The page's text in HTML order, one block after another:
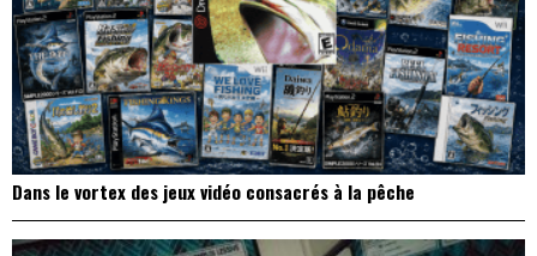
Dans le vortex des jeux vidéo consacrés à la pêche